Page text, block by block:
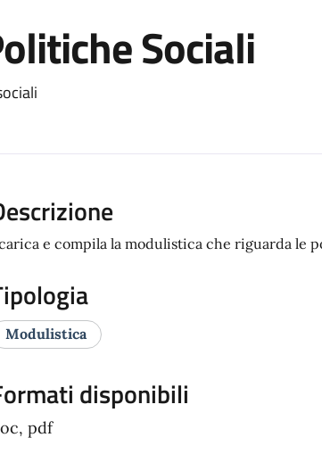
Sociali
e compila la modulistica che riguarda le
Modulistica
disponibili
pdf